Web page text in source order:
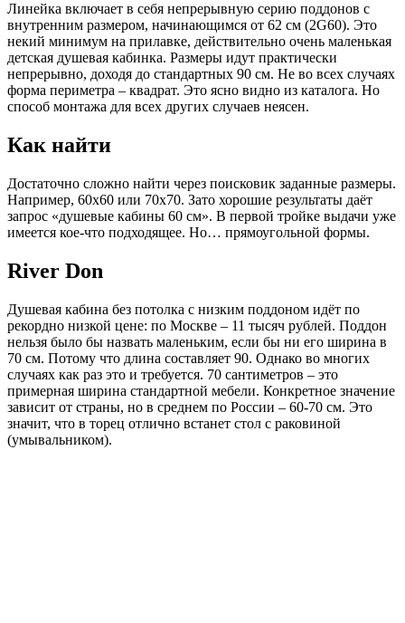
Линейка включает в себя непрерывную серию поддонов с
внутренним размером, начинающимся от 62 см (2G60). Это
некий минимум на прилавке, действительно очень маленькая
детская душевая кабинка. Размеры идут практически
непрерывно, доходя до стандартных 90 см. Не во всех случаях
форма периметра – квадрат. Это ясно видно из каталога. Но
способ монтажа для всех других случаев неясен.
Как найти
Достаточно сложно найти через поисковик заданные размеры.
Например, 60х60 или 70х70. Зато хорошие результаты даёт
запрос «душевые кабины 60 см». В первой тройке выдачи уже
имеется кое-что подходящее. Но… прямоугольной формы.
River Don
Душевая кабина без потолка с низким поддоном идёт по
рекордно низкой цене: по Москве – 11 тысяч рублей. Поддон
нельзя было бы назвать маленьким, если бы ни его ширина в
70 см. Потому что длина составляет 90. Однако во многих
случаях как раз это и требуется. 70 сантиметров – это
примерная ширина стандартной мебели. Конкретное значение
зависит от страны, но в среднем по России – 60-70 см. Это
значит, что в торец отлично встанет стол с раковиной
(умывальником).